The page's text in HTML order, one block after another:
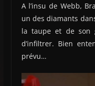
A l’insu de Webb,
un des diamants
la taupe et de son
d’infiltrer. Bien
prévu…